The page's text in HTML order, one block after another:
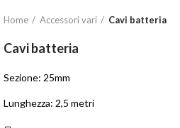
Home Accessori vari Cavi batteria
Cavi batteria
Sezione: 25mm
Lunghezza: 2,5 metri